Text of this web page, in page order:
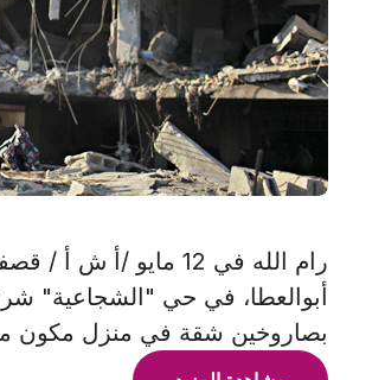
رام الله في 12 مايو
أبوالعطا، في حي "الشجاعية"
بصاروخين شقة في منزل مكون